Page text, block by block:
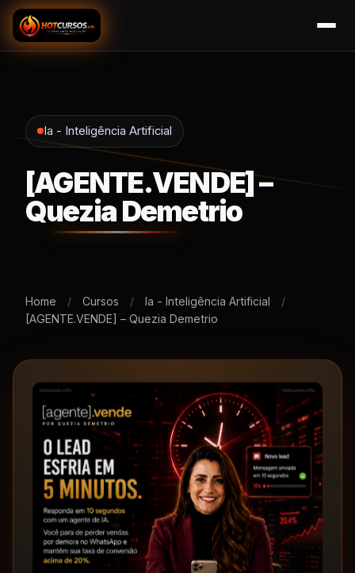
Ia - Inteligência Artificial
[AGENTE.VENDE] –
Quezia Demetrio
Home / Cursos / Ia - Inteligência Artificial
/
[AGENTE.VENDE] – Quezia Demetrio